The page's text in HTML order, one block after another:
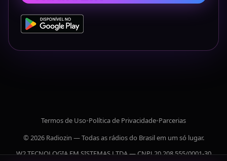
Termos de Uso•Política de Privacidade•Parcerias
© 2026 Radiozin — Todas as rádios do Brasil em um só lugar.
W2 TECNOLOGIA EM SISTEMAS LTDA — CNPJ 20.208.555/0001-30